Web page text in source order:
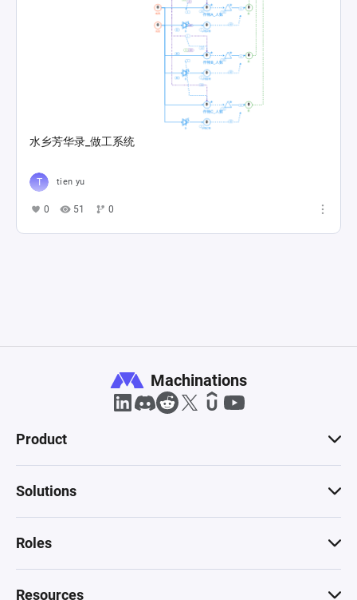
水乡芳华录_做工系统
tien yu
0 51 0
Machinations
Product
Solutions
Roles
Resources